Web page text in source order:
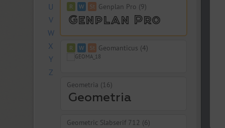
U
V
W
X
Y
Z
Genplan Pro (9)
Geomanticus (4)
Geometria (16)
Geometric Slabserif 712 (6)